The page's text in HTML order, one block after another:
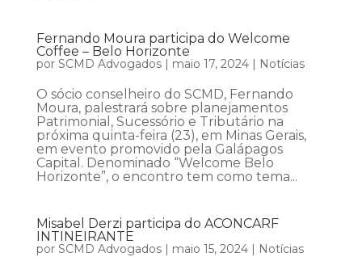
Fernando Moura participa do Welcome
Coffee – Belo Horizonte
por SCMD Advogados| maio 17, 2024| Notícias
O sócio conselheiro do SCMD, Fernando
Moura, palestrará sobre planejamentos
Patrimonial, Sucessório e Tributário na
próxima quinta-feira (23), em Minas Gerais,
em evento promovido pela Galápagos
Capital. Denominado “Welcome Belo
Horizonte”, o encontro tem como tema...
Misabel Derzi participa do ACONCARF
INTINEIRANTE
por SCMD Advogados| maio 15, 2024| Notícias